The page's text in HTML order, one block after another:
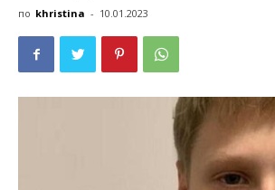
по khristina - 10.01.2023